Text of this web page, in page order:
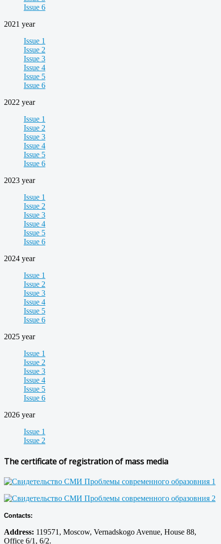
Issue 6
2021 year
Issue 1
Issue 2
Issue 3
Issue 4
Issue 5
Issue 6
2022 year
Issue 1
Issue 2
Issue 3
Issue 4
Issue 5
Issue 6
2023 year
Issue 1
Issue 2
Issue 3
Issue 4
Issue 5
Issue 6
2024 year
Issue 1
Issue 2
Issue 3
Issue 4
Issue 5
Issue 6
2025 year
Issue 1
Issue 2
Issue 3
Issue 4
Issue 5
Issue 6
2026 year
Issue 1
Issue 2
The certificate of registration of mass media
Contacts:
Address: 119571, Moscow, Vernadskogo Avenue, House 88,
Office 6/1, 6/2.